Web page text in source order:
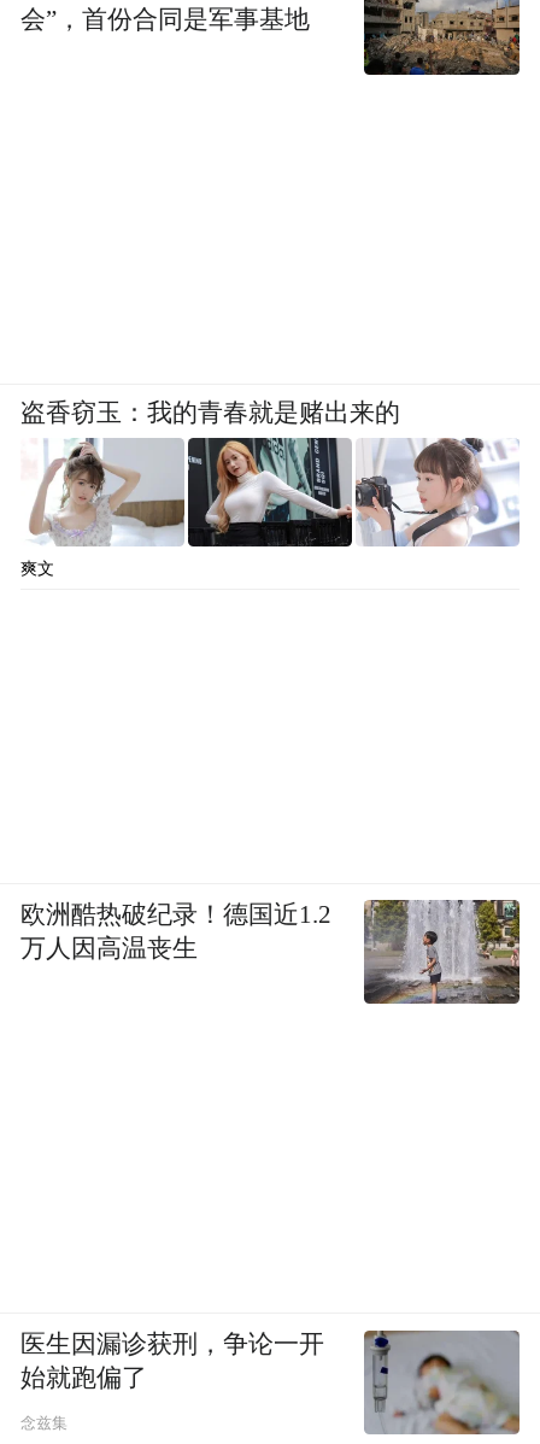
会”，首份合同是军事基地
盗香窃玉：我的青春就是赌出来的
爽文
欧洲酷热破纪录！德国近1.2
万人因高温丧生
医生因漏诊获刑，争论一开
始就跑偏了
念兹集